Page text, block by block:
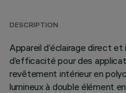
DESCRIPTION
Appareil d’éclairage direct
d’efficacité pour des
revêtement intérieur en
lumineux à double élément